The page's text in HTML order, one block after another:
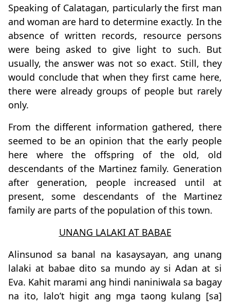
Speaking of Calatagan, particularly the first man
and woman are hard to determine exactly. In the
absence of written records, resource persons
were being asked to give light to such. But
usually, the answer was not so exact. Still, they
would conclude that when they first came here,
there were already groups of people but rarely
only.
From the different information gathered, there
seemed to be an opinion that the early people
here where the offspring of the old, old
descendants of the Martinez family. Generation
after generation, people increased until at
present, some descendants of the Martinez
family are parts of the population of this town.
UNANG LALAKI AT BABAE
Alinsunod sa banal na kasaysayan, ang unang
lalaki at babae dito sa mundo ay si Adan at si
Eva. Kahit marami ang hindi naniniwala sa bagay
na ito, lalo’t higit ang mga taong kulang [sa]